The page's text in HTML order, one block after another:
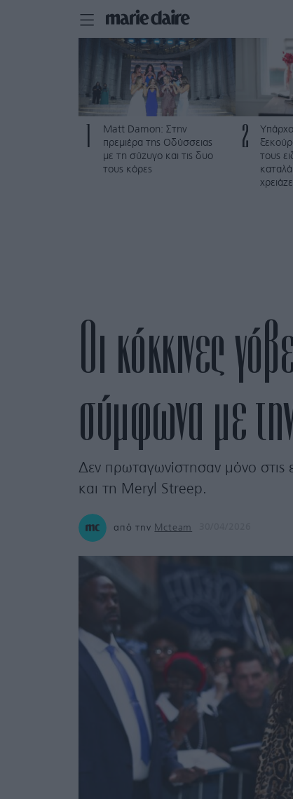
Matt Damon: Στην
πρεμιέρα της Οδύσσειας
με τη σύζυγο και τις δυο
τους κόρες
2
τους
Οι κόκκινες
σύμφωνα με
Δεν πρωταγωνίστησαν μόνο στις
και τη Meryl Streep.
από την Mcteam